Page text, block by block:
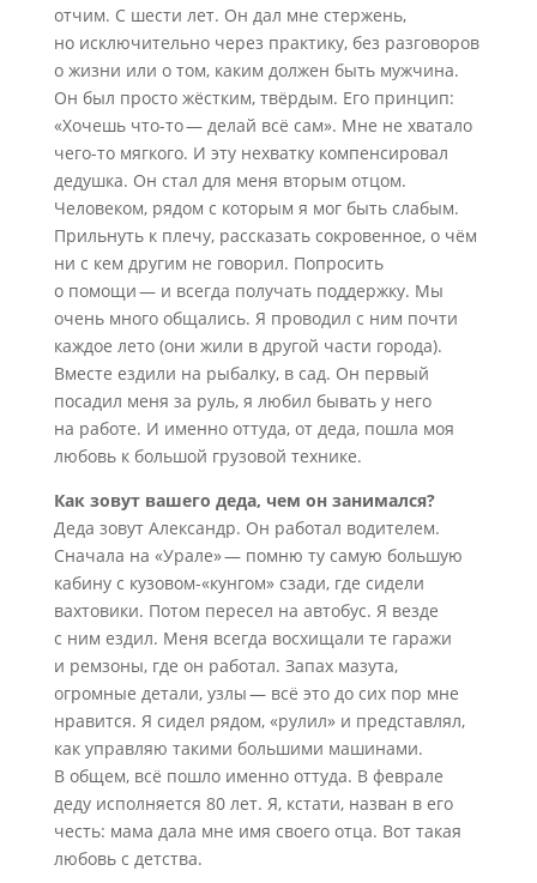
отчим. С шести лет. Он дал мне стержень,
но исключительно через практику, без разговоров
о жизни или о том, каким должен быть мужчина.
Он был просто жёстким, твёрдым. Его принцип:
«Хочешь что-то — делай всё сам». Мне не хватало
чего-то мягкого. И эту нехватку компенсировал
дедушка. Он стал для меня вторым отцом.
Человеком, рядом с которым я мог быть слабым.
Прильнуть к плечу, рассказать сокровенное, о чём
ни с кем другим не говорил. Попросить
о помощи — и всегда получать поддержку. Мы
очень много общались. Я проводил с ним почти
каждое лето (они жили в другой части города).
Вместе ездили на рыбалку, в сад. Он первый
посадил меня за руль, я любил бывать у него
на работе. И именно оттуда, от деда, пошла моя
любовь к большой грузовой технике.
Как зовут вашего деда, чем он занимался?
Деда зовут Александр. Он работал водителем.
Сначала на «Урале» — помню ту самую большую
кабину с кузовом-«кунгом» сзади, где сидели
вахтовики. Потом пересел на автобус. Я везде
с ним ездил. Меня всегда восхищали те гаражи
и ремзоны, где он работал. Запах мазута,
огромные детали, узлы — всё это до сих пор мне
нравится. Я сидел рядом, «рулил» и представлял,
как управляю такими большими машинами.
В общем, всё пошло именно оттуда. В феврале
деду исполняется 80 лет. Я, кстати, назван в его
честь: мама дала мне имя своего отца. Вот такая
любовь с детства.